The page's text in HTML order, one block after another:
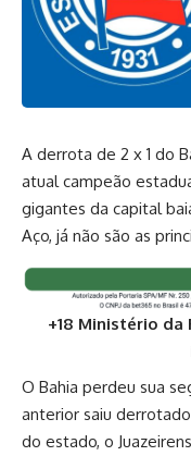
A derrota de 2 x 1 do
atual campeão
gigantes da capital
Aço, já não são as
+18 Ministério
O Bahia perdeu sua
anterior saiu
do estado, o